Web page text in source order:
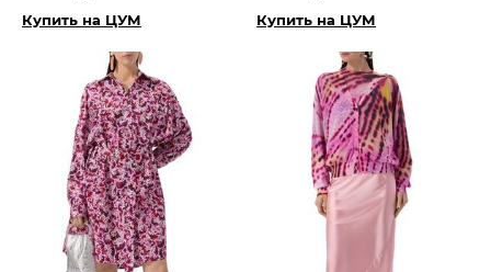
Купить на ЦУМ Купить на ЦУМ